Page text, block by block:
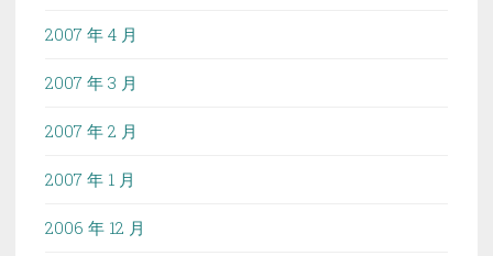
2007 年 4 月
2007 年 3 月
2007 年 2 月
2007 年 1 月
2006 年 12 月